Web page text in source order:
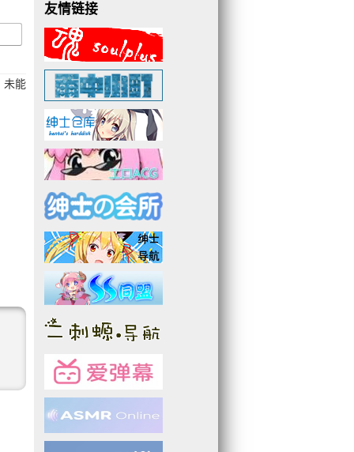
未能
友情链接